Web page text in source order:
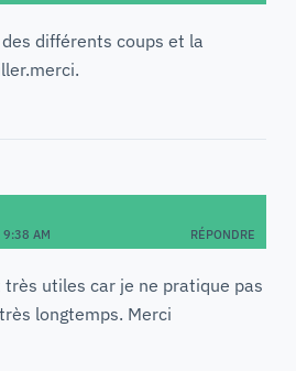
différents coups et la
9:38 AM RÉPONDRE
utiles car je ne pratique pas
longtemps. Merci